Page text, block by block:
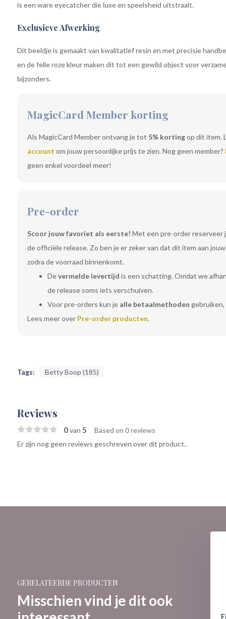
is een ware eyecatcher die luxe en speelsheid uitstraalt.
Exclusieve Afwerking
Dit beeldje is gemaakt van kwalitatief resin en met precisie
en de felle roze kleur maken dit tot een gewild object voor
bijzonders.
MagicCard Member korting
Als MagicCard Member ontvang je tot 5% kortingop dit item.
account om jouw persoonlijke prijs te zien. Nog geen member?
geen enkel voordeel meer!
Pre-order
Scoor jouw favoriet als eerste! Met een pre-order reserveer
de officiële release. Zo ben je er zeker van dat dit item aan
zodra de voorraad binnenkomt.
Devermelde levertijd is een schatting. Omdat we
de release soms iets verschuiven.
Voor pre-orders kun je alle betaalmethoden gebruiken,
Lees meer over Pre-order producten.
Tags: Betty Boop (185)
Reviews
0van 5 Based on 0 reviews
Er zijn nog geen reviews geschreven over dit product..
GERELATEERDE PRODUCTEN
Misschien vind je dit ook
Boop - Witch